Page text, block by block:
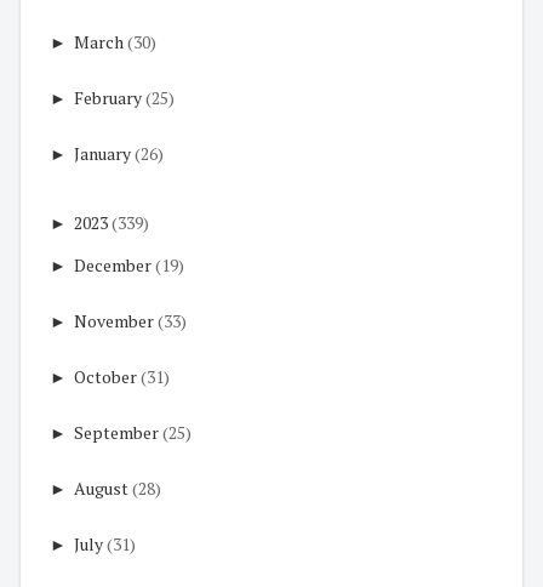
► March(30)
► February(25)
► January(26)
► 2023(339)
► December(19)
► November(33)
► October(31)
► September(25)
► August(28)
► July(31)